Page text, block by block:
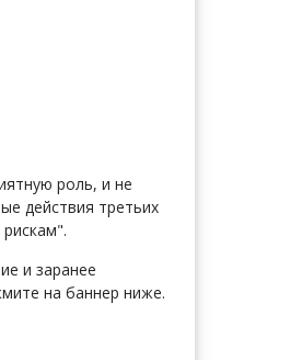
роль, и не
действия третьих
и заранее
на баннер ниже.